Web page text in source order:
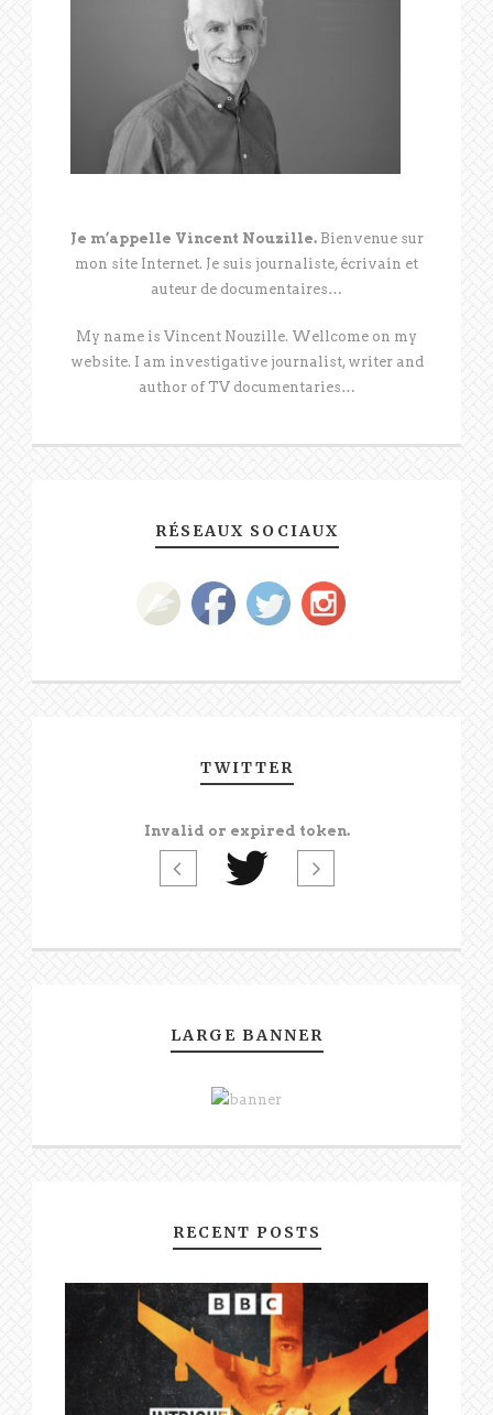
Je m’appelle Vincent Nouzille.Bienvenue sur
mon site Internet. Je suis journaliste, écrivain et
auteur de documentaires…
My name is Vincent Nouzille. Wellcome on my
website. I am investigative journalist, writer and
author of TV documentaries…
RÉSEAUX SOCIAUX
TWITTER
Invalid or expired token.
LARGE BANNER
RECENT POSTS